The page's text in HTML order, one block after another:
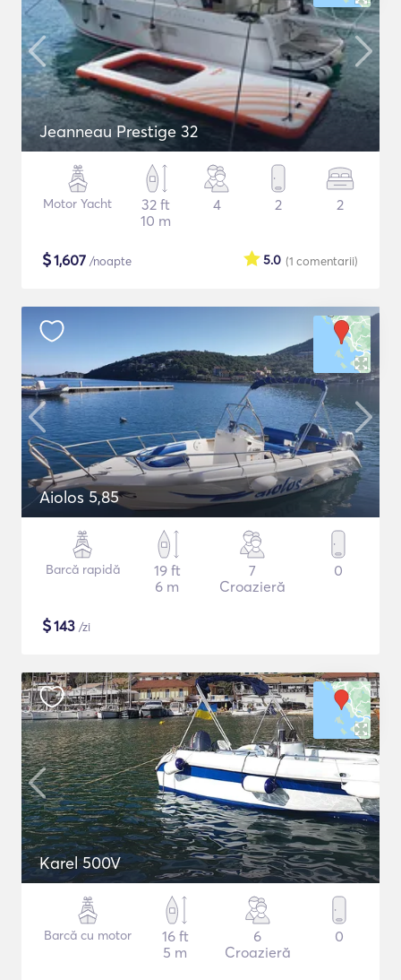
Jeanneau Prestige 32
Motor Yacht
32 ft
10 m
4 2 2
$1,607 /noapte (1 comentarii)
5.0
Aiolos 5,85
Barcă rapidă
19 ft
6 m
7
Croazieră
0
$143 /zi
Karel 500V
Barcă cu motor
16 ft
5 m
6
Croazieră
0